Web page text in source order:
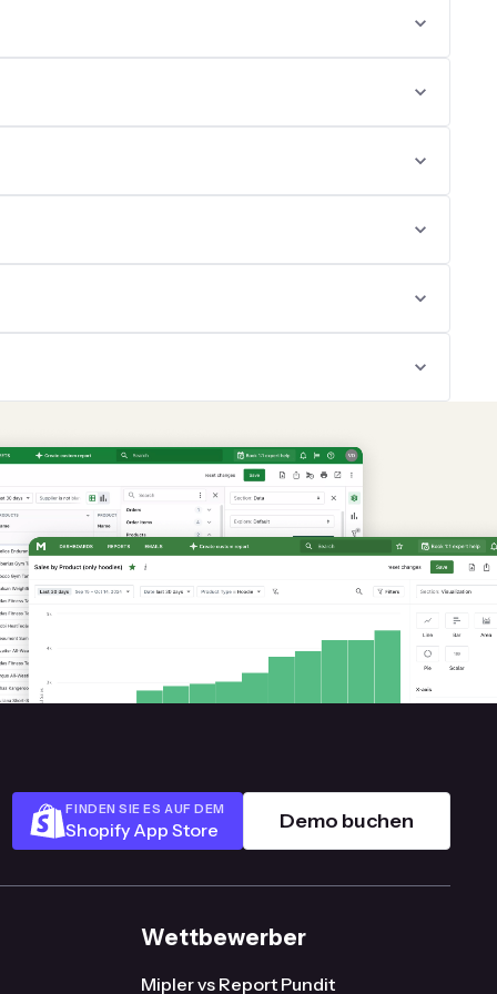
FINDEN SIE ES AUF DEM
Shopify App Store Demo buchen
Wettbewerber
Mipler vs Report Pundit